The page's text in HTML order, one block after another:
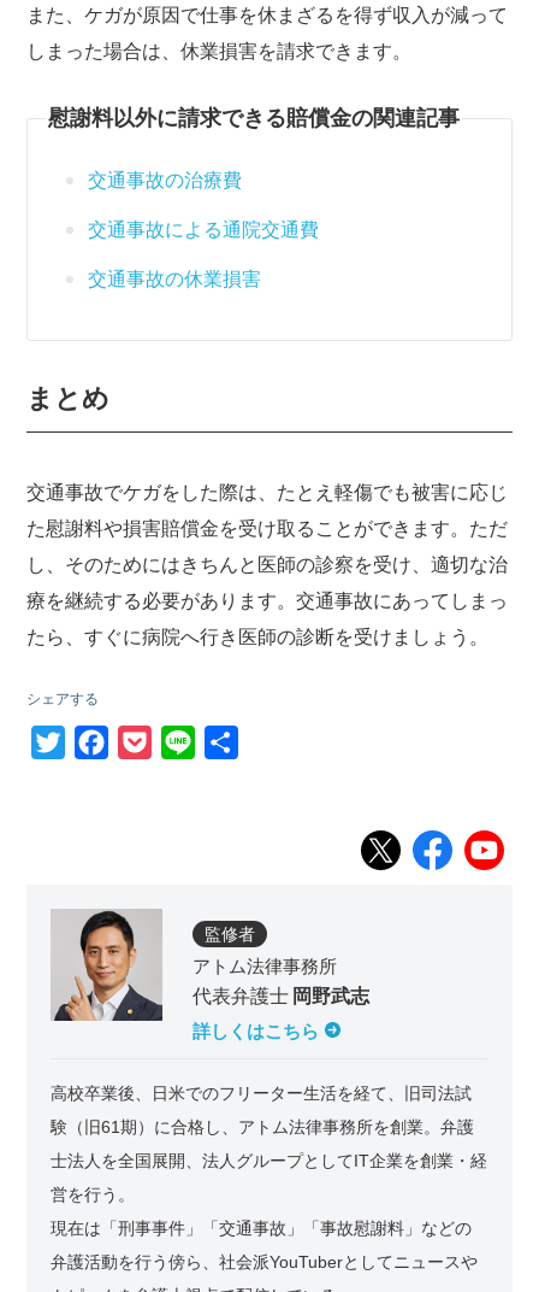
また、ケガが原因で仕事を休まざるを得ず収入が減って
しまった場合は、休業損害を請求できます。
慰謝料以外に請求できる賠償金の関連記事
交通事故の治療費
交通事故による通院交通費
交通事故の休業損害
まとめ
交通事故でケガをした際は、たとえ軽傷でも被害に応じ
た慰謝料や損害賠償金を受け取ることができます。ただ
し、そのためにはきちんと医師の診察を受け、適切な治
療を継続する必要があります。交通事故にあってしまっ
たら、すぐに病院へ行き医師の診断を受けましょう。
シェアする
e
o
o
k
P
t
監修者
アトム法律事務所
代表弁護士 岡野武志
詳しくはこちら
高校卒業後、日米でのフリーター生活を経て、旧司法試
験（旧61期）に合格し、アトム法律事務所を創業。弁護
士法人を全国展開、法人グループとしてIT企業を創業・経
営を行う。
現在は「刑事事件」「交通事故」「事故慰謝料」などの
弁護活動を行う傍ら、社会派YouTuberとしてニュースや